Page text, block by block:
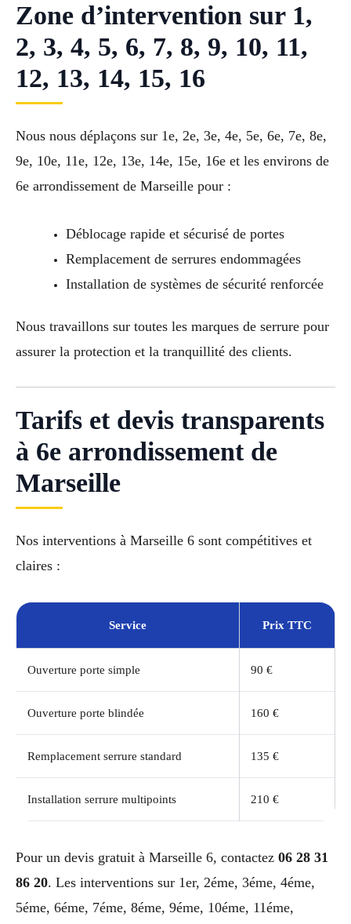
Zone d’intervention sur 1,
2, 3, 4, 5, 6, 7, 8, 9, 10, 11,
12, 13, 14, 15, 16
Nous nous déplaçons sur 1e, 2e, 3e, 4e, 5e, 6e, 7e, 8e,
9e, 10e, 11e, 12e, 13e, 14e, 15e, 16e et les environs de
6e arrondissement de Marseille pour :
Déblocage rapide et sécurisé de portes
Remplacement de serrures endommagées
Installation de systèmes de sécurité renforcée
Nous travaillons sur toutes les marques de serrure pour
assurer la protection et la tranquillité des clients.
Tarifs et devis transparents
à 6e arrondissement de
Marseille
Nos interventions à Marseille 6 sont compétitives et
claires :
Service Prix TTC
Ouverture porte simple 90 €
Ouverture porte blindée 160 €
Remplacement serrure standard 135 €
Installation serrure multipoints 210 €
Pour un devis gratuit à Marseille 6, contactez 06 28 31
86 20. Les interventions sur 1er, 2éme, 3éme, 4éme,
5éme, 6éme, 7éme, 8éme, 9éme, 10éme, 11éme,